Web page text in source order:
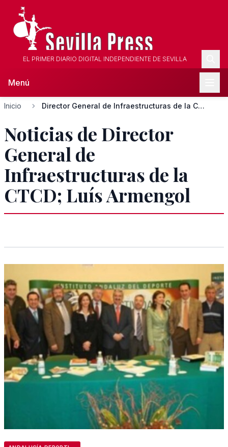
EL PRIMER DIARIO DIGITAL INDEPENDIENTE DE SEVILLA
Menú
Inicio Director General de Infraestructuras de la CTCD; Luís Armeng...
Noticias de Director
General de
Infraestructuras de la
CTCD; Luís Armengol